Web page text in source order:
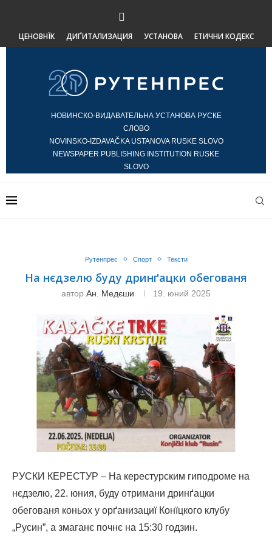
ЦЕНОВНЇК ДИҐИТАЛИЗАЦИЯ УСТАНОВА ЕТИЧНИ КОДЕКС
НОВИНСКО-ВИДАВАТЕЛЬНА УСТАНОВА РУСКЕ
СЛОВО
NOVINSKO-IZDAVAČKA USTANOVA RUSKE SLOVO
NEWSPAPER PUBLISHING INSTITUTION RUSKE
SLOVO
Рутенпрес Спорт Тексти
На нєдзелю буду дринґацки обегованя
автор Ан. Медєши 19. юний 2025
РУСКИ КЕРЕСТУР – На керестурским гиподроме на
нєдзелю, 22. юния, буду отримани дринґацки
обегованя коньох у орґанизациї Конїцкого клубу
„Русин”, а змаганє почнє на 15:30 годзин.